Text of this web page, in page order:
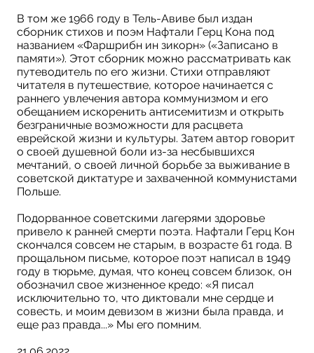
В том же 1966 году в Тель-Авиве был издан
сборник стихов и поэм Нафтали Герц Кона под
названием «Фаршрибн ин зикорн» («Записано в
памяти»). Этот сборник можно рассматривать как
путеводитель по его жизни. Стихи отправляют
читателя в путешествие, которое начинается с
раннего увлечения автора коммунизмом и его
обещанием искоренить антисемитизм и открыть
безграничные возможности для расцвета
еврейской жизни и культуры. Затем автор говорит
о своей душевной боли из-за несбывшихся
мечтаний, о своей личной борьбе за выживание в
советской диктатуре и захваченной коммунистами
Польше.
Подорванное советскими лагерями здоровье
привело к ранней смерти поэта. Нафтали Герц Кон
скончался совсем не старым, в возрасте 61 года. В
прощальном письме, которое поэт написал в 1949
году в тюрьме, думая, что конец совсем близок, он
обозначил свое жизненное кредо: «Я писал
исключительно то, что диктовали мне сердце и
совесть, и моим девизом в жизни была правда, и
еще раз правда...» Мы его помним.